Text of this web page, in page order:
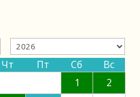
Чт Пт Сб
Вс
1
2